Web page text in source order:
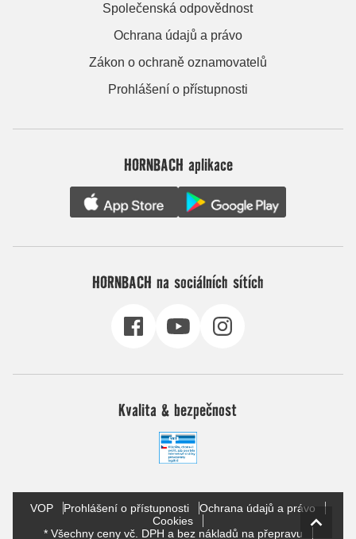
Společenská odpovědnost
Ochrana údajů a právo
Zákon o ochraně oznamovatelů
Prohlášení o přístupnosti
HORNBACH aplikace
HORNBACH na sociálních sítích
Kvalita & bezpečnost
VOP Prohlášení o přístupnosti
Ochrana údajů a právo
Cookies
* Všechny ceny vč. DPH a bez nákladů na přepravu